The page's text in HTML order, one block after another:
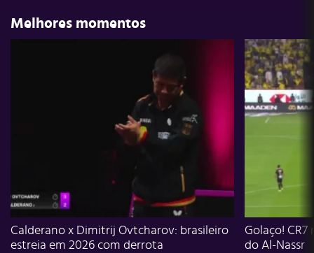
Melhores momentos
Calderano x Dimitrij Ovtcharov: brasileiro
estreia em 2026 com derrota
Golaço!
do Al-Nassr